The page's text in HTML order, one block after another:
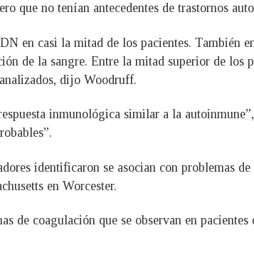
que no tenían antecedentes de trastornos
en casi la mitad de los pacientes. También
de la sangre. Entre la mitad superior de los
dijo Woodruff.
inmunológica similar a la
identificaron se asocian con problemas
en Worcester.
de coagulación que se observan en